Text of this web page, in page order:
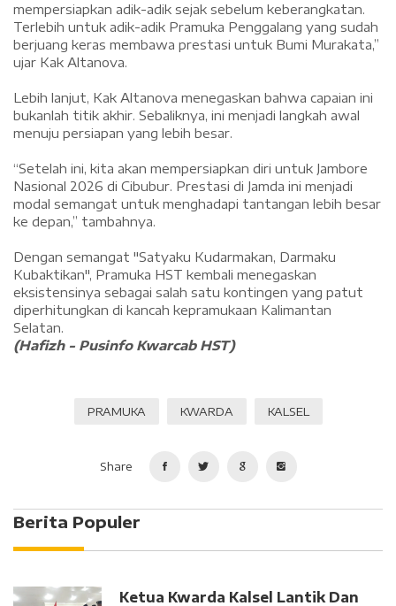
mempersiapkan adik-adik sejak sebelum keberangkatan.
Terlebih untuk adik-adik Pramuka Penggalang yang sudah
berjuang keras membawa prestasi untuk Bumi Murakata,”
ujar Kak Altanova.
‎Lebih lanjut, Kak Altanova menegaskan bahwa capaian ini
bukanlah titik akhir. Sebaliknya, ini menjadi langkah awal
menuju persiapan yang lebih besar.
‎“Setelah ini, kita akan mempersiapkan diri untuk Jambore
Nasional 2026 di Cibubur. Prestasi di Jamda ini menjadi
modal semangat untuk menghadapi tantangan lebih besar
ke depan,” tambahnya.
‎Dengan semangat "Satyaku Kudarmakan, Darmaku
Kubaktikan", Pramuka HST kembali menegaskan
eksistensinya sebagai salah satu kontingen yang patut
diperhitungkan di kancah kepramukaan Kalimantan
Selatan.
(Hafizh - Pusinfo Kwarcab HST)
PRAMUKA KWARDA KALSEL
Share
Berita Populer
Ketua Kwarda Kalsel Lantik Dan